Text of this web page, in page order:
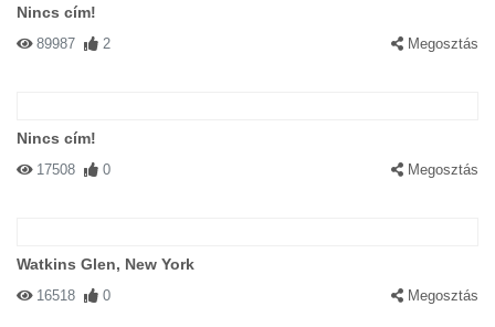
Nincs cím!
89987 2 Megosztás
Nincs cím!
17508 0 Megosztás
Watkins Glen, New York
16518 0 Megosztás